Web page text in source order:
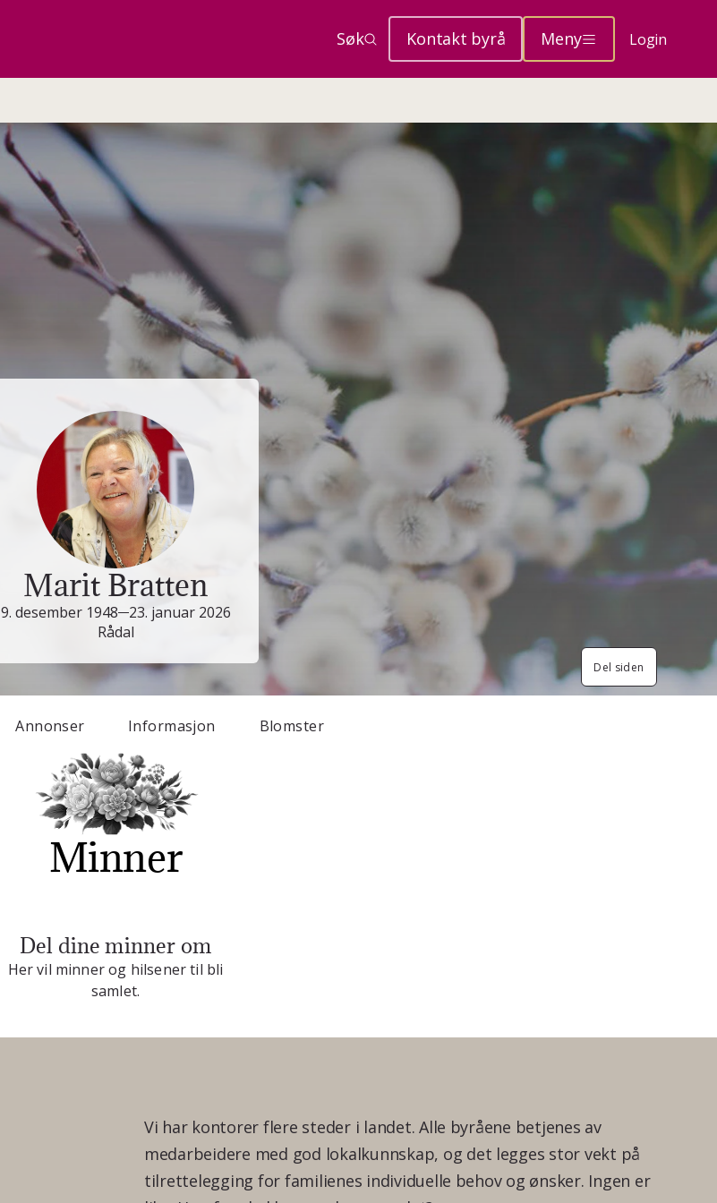
Søk Kontakt byrå Meny Login
Marit Bratten
9. desember 1948 23. januar 2026
Rådal
Del siden
Annonser Informasjon Blomster
Minner
Del dine minner om
Her vil minner og hilsener til bli
samlet.
Vi har kontorer flere steder i landet. Alle byråene betjenes av
medarbeidere med god lokalkunnskap, og det legges stor vekt på
tilrettelegging for familienes individuelle behov og ønsker. Ingen er